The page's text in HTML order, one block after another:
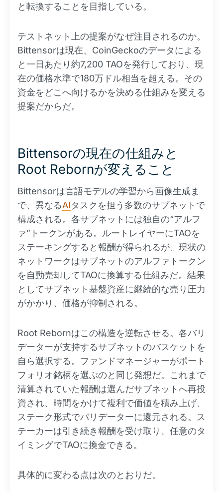
と転換することを目指している。
テストネット上の提案がなぜ注目されるのか。
Bittensorは現在、CoinGeckoのデータによる
と一日あたり約7,200 TAOを発行しており、現
在の価格水準で180万ドル相当を超える。その
資金をどこへ向けるかを決める仕組みを変える
提案だからだ。
Bittensorの現在の仕組みと
Root Rebornが変えること
Bittensorは言語モデルの学習から画像生成ま
で、異なるAIタスクを担う多数のサブネットで
構成される。各サブネットには独自の“アルフ
ァ”トークンがある。ルートレイヤーにTAOを
ステーキングすると報酬が得られるが、現状の
ネットワークはサブネットのアルファトークン
を自動売却してTAOに換算する仕組みだ。結果
としてサブネット基盤資産に継続的な売り圧力
がかかり、価格が抑制される。
Root Rebornはこの構造を逆転させる。各バリ
データーが支持するサブネットのバスケットを
自ら選択する。ファンドマネージャーがポート
フォリオ銘柄を選ぶのと同じ発想だ。これまで
清算されていた報酬は選んだサブネットへ再投
資され、時間をかけて複利で価値を積み上げ、
ステーク形式でバリデーターに還元される。ス
テーカーは引き続き報酬を受け取り、任意のタ
イミングでTAOに換金できる。
具体的に変わる点は次のとおりだ。